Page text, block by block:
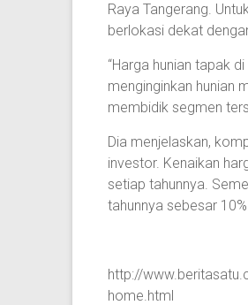
Raya Tangerang.
berlokasi dekat
“Harga hunian tapak
menginginkan hunian
membidik segmen
Dia menjelaskan,
investor. Kenaikan
setiap tahunnya.
tahunnya sebesar
http://
home.html